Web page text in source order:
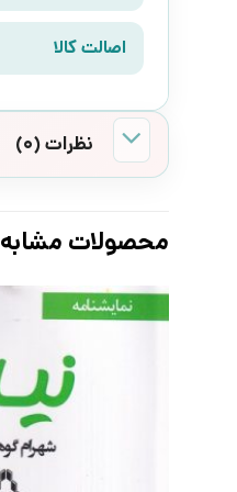
اصالت کالا
نظرات (0)
محصولات مشابه